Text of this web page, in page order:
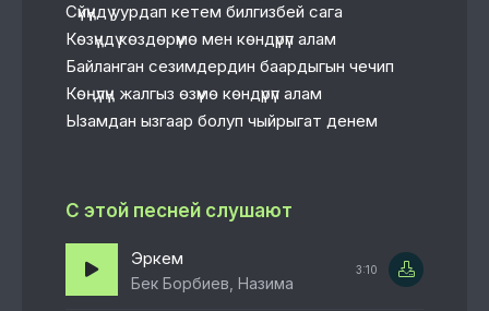
Сүйүүңдү уурдап кетем билгизбей сага
Көзүңдү көздөрүмө мен көндүрүп алам
Байланган сезимдердин баардыгын чечип
Көңүлүң жалгыз өзүмө көндүрүп алам
Ызамдан ызгаар болуп чыйрыгат денем
С этой песней слушают
Эркем
Бек Борбиев, Назима
3:10